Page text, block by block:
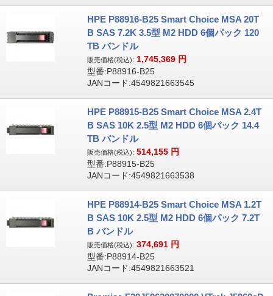
HPE P88916-B25 Smart Choice MSA 20T
B SAS 7.2K 3.5型 M2 HDD 6個パック 120
TB バンドル
販売価格(税込): 1,745,369 円
型番:P88916-B25
JANコード:4549821663545
HPE P88915-B25 Smart Choice MSA 2.4T
B SAS 10K 2.5型 M2 HDD 6個パック 14.4
TB バンドル
販売価格(税込): 514,155 円
型番:P88915-B25
JANコード:4549821663538
HPE P88914-B25 Smart Choice MSA 1.2T
B SAS 10K 2.5型 M2 HDD 6個パック 7.2T
B バンドル
販売価格(税込): 374,691 円
型番:P88914-B25
JANコード:4549821663521